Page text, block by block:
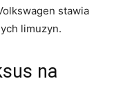
stawia
limuzyn.
na